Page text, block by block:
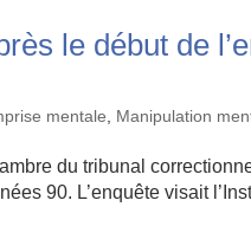
le début de
mentale, Manipulation
du tribunal
90. L’enquête visait